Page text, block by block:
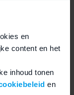
en
content en het
inhoud tonen
en
uur
Bionic
en 256GB
Groen, Geel,